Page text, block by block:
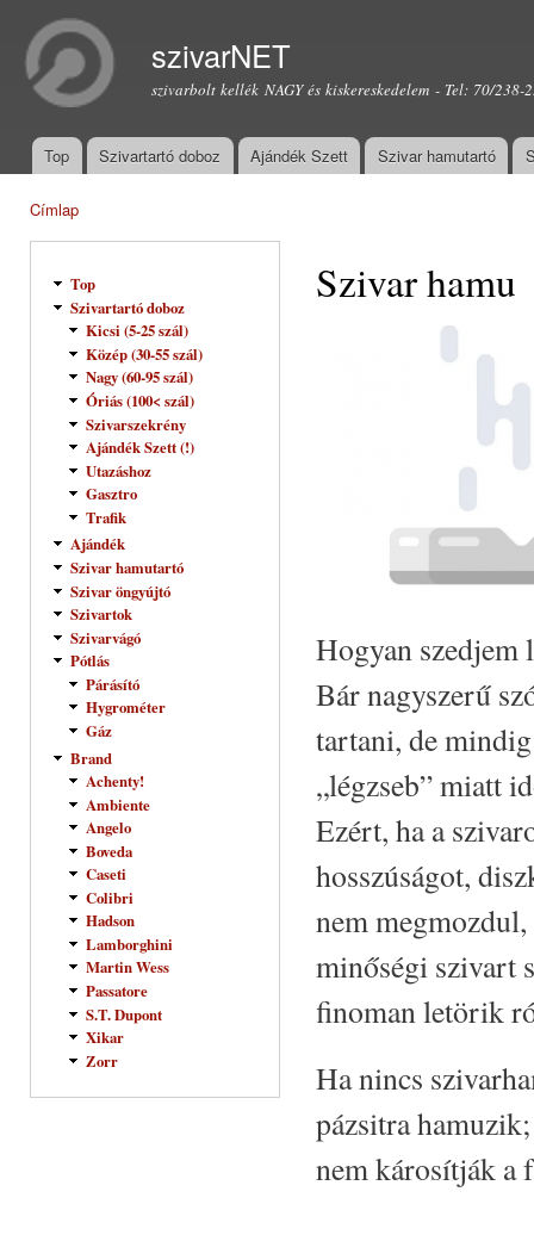
szivarNET
szivarbolt kellék NAGY és kiskereskedelem - Tel: 70/238-
Főmenü
Top Szivartartó doboz Ajándék Szett Szivar hamutartó
Címlap
Top
Szivartartó doboz
Kicsi (5-25 szál)
Közép (30-55 szál)
Nagy (60-95 szál)
Óriás (100< szál)
Szivarszekrény
Ajándék Szett (!)
Utazáshoz
Gasztro
Trafik
Ajándék
Szivar hamutartó
Szivar öngyújtó
Szivartok
Szivarvágó
Pótlás
Párásító
Hygrométer
Gáz
Brand
Achenty!
Ambiente
Angelo
Boveda
Caseti
Colibri
Hadson
Lamborghini
Martin Wess
Passatore
S.T. Dupont
Xikar
Zorr
Szivar hamu
Hogyan szedjem
Bár nagyszerű
tartani, de
„légzseb” miatt
Ezért, ha a
hosszúságot,
nem
minőségi szivart
finoman letörik
Ha nincs
pázsitra
nem károsítják a